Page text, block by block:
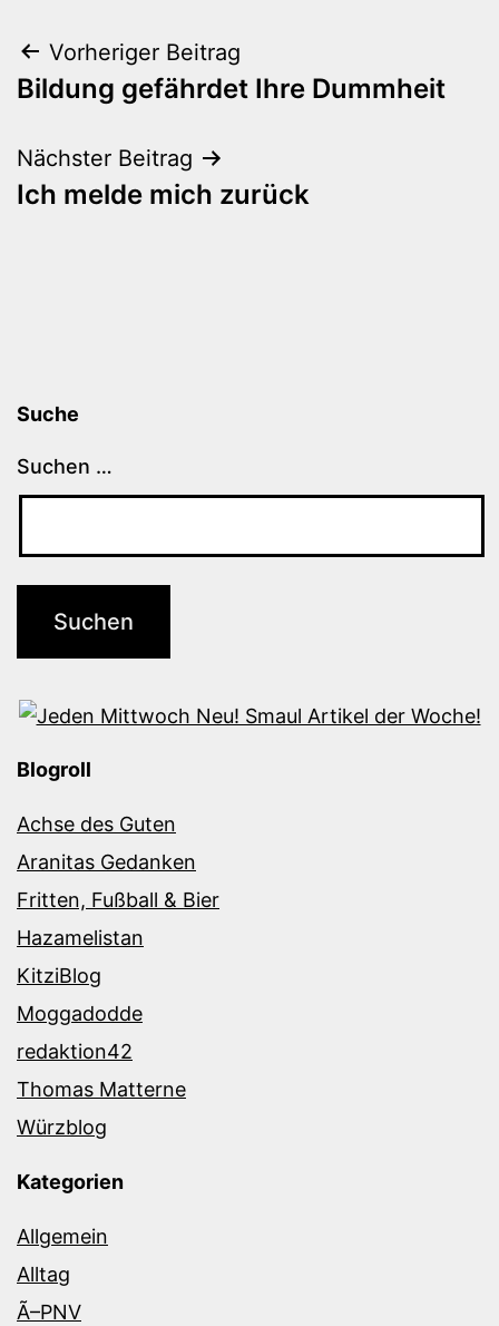
Beitragsnavigation
Vorheriger Beitrag
Bildung gefährdet Ihre Dummheit
Nächster Beitrag
Ich melde mich zurück
Suche
Suchen …
Blogroll
Achse des Guten
Aranitas Gedanken
Fritten, Fußball & Bier
Hazamelistan
KitziBlog
Moggadodde
redaktion42
Thomas Matterne
Würzblog
Kategorien
Allgemein
Alltag
Ã–PNV